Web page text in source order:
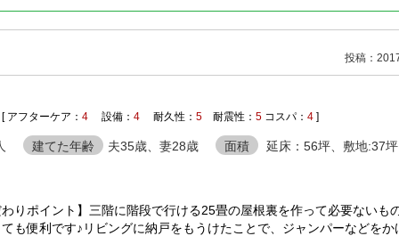
投稿：
[ アフターケア： 4 設備： 4 耐久性： 5 耐震性： 5 コスパ： 4 ]
建てた年齢 夫35歳、妻28歳 面積 延床：56坪、敷地:37坪
りポイント】三階に階段で行ける25畳の屋根裏を作って必要ないも
も便利です♪リビングに納戸をもうけたことで、ジャンパーなどをか